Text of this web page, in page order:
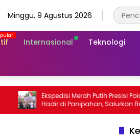
Minggu, 9 Agustus 2026
Internasional Teknologi
Merah Putih Presisi Polda Riau
di Panipahan, Salurkan Bantuan
Kesehatan